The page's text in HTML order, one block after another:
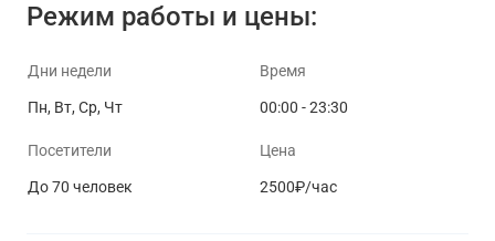
Режим работы и цены:
Дни недели
Пн, Вт, Ср, Чт
Время
00:00 - 23:30
Посетители
До 70 человек
Цена
2500₽/час